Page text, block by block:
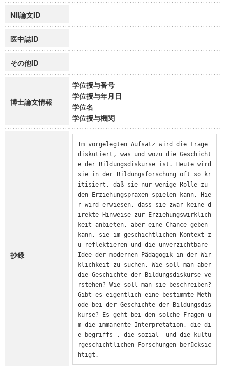
NII論文ID
医中誌ID
その他ID
博士論文情報
学位授与番号
学位授与年月日
学位名
学位授与機関
抄録
Im vorgelegten Aufsatz wird die Frage
diskutiert, was und wozu die Geschicht
e der Bildungsdiskurse ist. Heute wird
sie in der Bildungsforschung oft so kr
itisiert, daß sie nur wenige Rolle zu
den Erziehungspraxen spielen kann. Hie
r wird erwiesen, dass sie zwar keine d
irekte Hinweise zur Erziehungswirklich
keit anbieten, aber eine Chance geben
kann, sie im geschichtlichen Kontext z
u reflektieren und die unverzichtbare
Idee der modernen Pädagogik in der Wir
klichkeit zu suchen. Wie soll man aber
die Geschichte der Bildungsdiskurse ve
rstehen? Wie soll man sie beschreiben?
Gibt es eigentlich eine bestimmte Meth
ode bei der Geschichte der Bildungsdis
kurse? Es geht bei den solche Fragen u
m die immanente Interpretation, die di
e begriffs-, die sozial- und die kultu
rgeschichtlichen Forschungen berücksic
htigt.